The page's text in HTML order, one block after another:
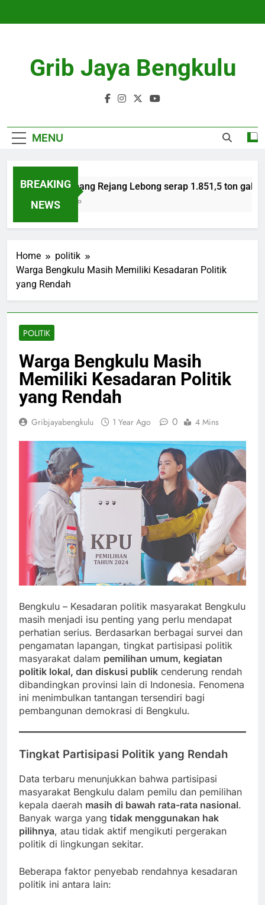
Grib Jaya Bengkulu
MENU
BREAKING
NEWS
Bulog Cabang Rejang Lebong serap 1.851,5 ton gabah
4 Months Ago
Home
politik
Warga Bengkulu Masih Memiliki Kesadaran Politik
yang Rendah
POLITIK
Warga Bengkulu Masih
Memiliki Kesadaran Politik
yang Rendah
Gribjayabengkulu 1 Year Ago 0 4 Mins
Bengkulu – Kesadaran politik masyarakat Bengkulu
masih menjadi isu penting yang perlu mendapat
perhatian serius. Berdasarkan berbagai survei dan
pengamatan lapangan, tingkat partisipasi politik
masyarakat dalam pemilihan umum, kegiatan
politik lokal, dan diskusi publik cenderung rendah
dibandingkan provinsi lain di Indonesia. Fenomena
ini menimbulkan tantangan tersendiri bagi
pembangunan demokrasi di Bengkulu.
Tingkat Partisipasi Politik yang Rendah
Data terbaru menunjukkan bahwa partisipasi
masyarakat Bengkulu dalam pemilu dan pemilihan
kepala daerah masih di bawah rata-rata nasional.
Banyak warga yang tidak menggunakan hak
pilihnya, atau tidak aktif mengikuti pergerakan
politik di lingkungan sekitar.
Beberapa faktor penyebab rendahnya kesadaran
politik ini antara lain: